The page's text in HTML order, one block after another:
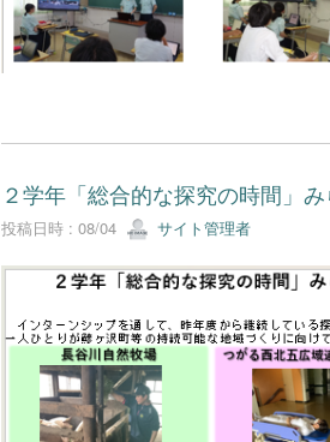
２学年「総合的な探究の時間」
投稿日時 : 08/04 サイト管理者